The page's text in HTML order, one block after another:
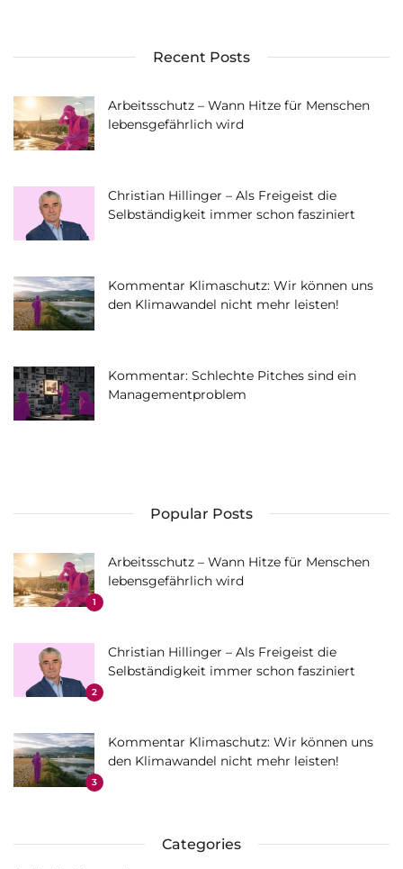
Recent Posts
Arbeitsschutz – Wann Hitze für Menschen
lebensgefährlich wird
Christian Hillinger – Als Freigeist die
Selbständigkeit immer schon fasziniert
Kommentar Klimaschutz: Wir können uns
den Klimawandel nicht mehr leisten!
Kommentar: Schlechte Pitches sind ein
Managementproblem
Popular Posts
1
Arbeitsschutz – Wann Hitze für Menschen
lebensgefährlich wird
2
Christian Hillinger – Als Freigeist die
Selbständigkeit immer schon fasziniert
3
Kommentar Klimaschutz: Wir können uns
den Klimawandel nicht mehr leisten!
Categories